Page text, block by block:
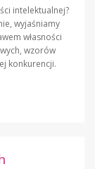
intelektualnej?
wyjaśniamy
własności
wzorów
konkurencji.